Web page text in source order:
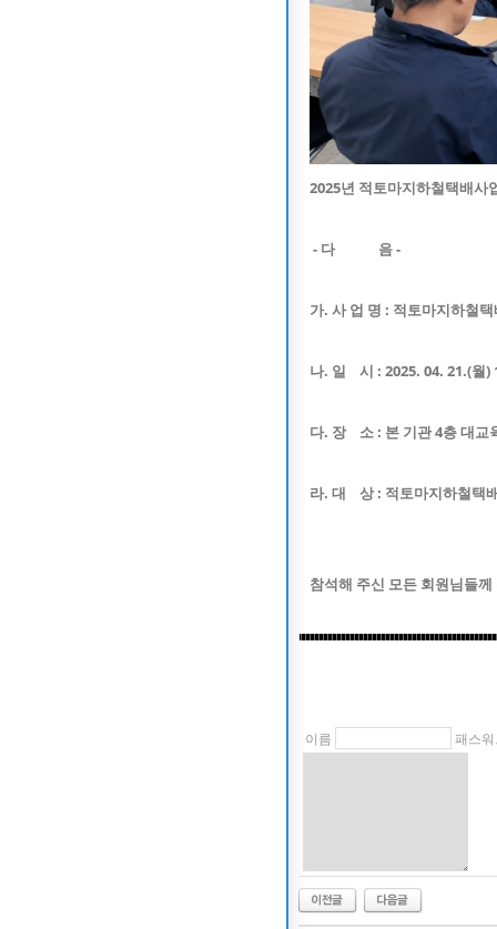
2025년 적토마지하철택배사
- 다 음 -
가. 사 업 명 : 적토마지하철
나. 일 시 : 2025. 04. 21.(월)
다. 장 소 : 본 기관 4층 대교
라. 대 상 : 적토마지하철택
참석해 주신 모든 회원님들
이름 패스